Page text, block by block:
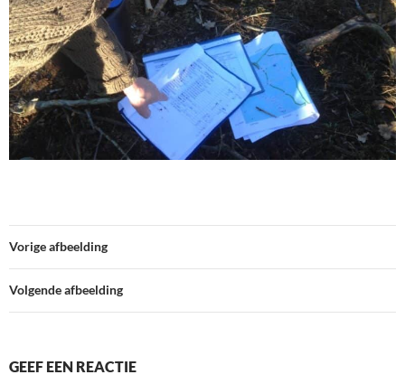
Vorige afbeelding
Volgende afbeelding
GEEF EEN REACTIE